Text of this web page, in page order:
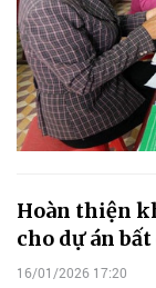
Hoàn thiện
cho dự án
16/01/2026 17:20